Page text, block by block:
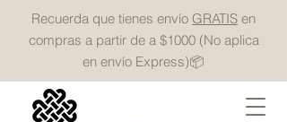
Recuerda que tienes envío GRATIS en
compras a partir de a $1000 (No aplica
en envío Express)📦